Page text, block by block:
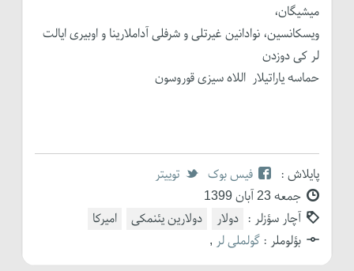
میشیگان،
ویسکانسین، نوادانین غیرتلی و شرفلی آداملارینا و اوبیری ایالت
لر کی دوزدن
حماسه یاراتیلار اللاه سیزی قوروسون
پایلاش : فیس بوک
توییتر
جمعه 23 آبان 1399
آچار سؤزلر : دولار دولارین یئنمکی
امیرکا
بؤلوملر : گولملی لر ,